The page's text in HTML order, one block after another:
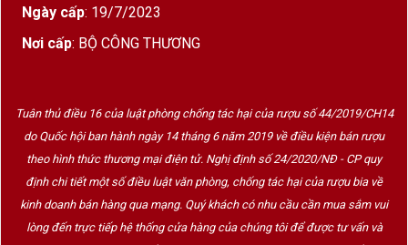
Ngày cấp: 19/7/2023
Nơi cấp: BỘ CÔNG THƯƠNG
Tuân thủ điều 16 của luật phòng chống tác hại của rượu số 44/2019/CH14
do Quốc hội ban hành ngày 14 tháng 6 năm 2019 về điều kiện bán rượu
theo hình thức thương mại điện tử. Nghị định số 24/2020/NĐ - CP quy
định chi tiết một số điều luật văn phòng, chống tác hại của rượu bia về
kinh doanh bán hàng qua mạng. Quý khách có nhu cầu cần mua sắm vui
lòng đến trực tiếp hệ thống cửa hàng của chúng tôi để được tư vấn và